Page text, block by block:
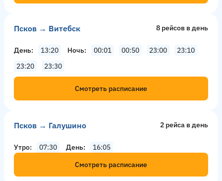
Псков → Витебск 8 рейсов в день
День 13:20 Ночь 00:01 00:50 23:00
23:10
23:20
23:30
Смотреть расписание
Псков → Галушино 2 рейсa в день
Утро 07:30 День
16:05
Смотреть расписание